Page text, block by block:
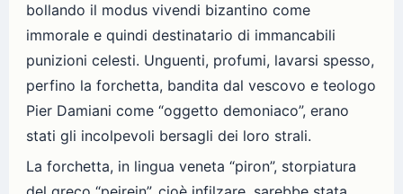
bollando il modus vivendi bizantino come
immorale e quindi destinatario di immancabili
punizioni celesti. Unguenti, profumi, lavarsi spesso,
perfino la forchetta, bandita dal vescovo e teologo
Pier Damiani come “oggetto demoniaco”, erano
stati gli incolpevoli bersagli dei loro strali.
La forchetta, in lingua veneta “piron”, storpiatura